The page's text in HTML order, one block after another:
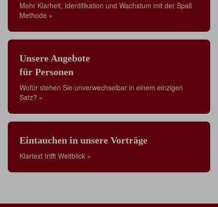
Mehr Klarheit, Identifikation und Wachstum mit der Spall
Methode »
Unsere Angebote
für Personen
Wofür stehen Sie unverwechselbar in einem einzigen
Satz? »
Eintauchen in unsere Vorträge
Klartext trifft Weitblick »